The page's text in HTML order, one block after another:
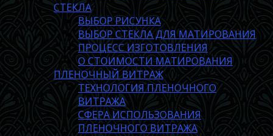
СТЕКЛА
ВЫБОР РИСУНКА
ВЫБОР СТЕКЛА ДЛЯ МАТИРОВАНИЯ
ПРОЦЕСС ИЗГОТОВЛЕНИЯ
О СТОИМОСТИ МАТИРОВАНИЯ
ПЛЕНОЧНЫЙ ВИТРАЖ
ТЕХНОЛОГИЯ ПЛЕНОЧНОГО
ВИТРАЖА
СФЕРА ИСПОЛЬЗОВАНИЯ
ПЛЕНОЧНОГО ВИТРАЖА